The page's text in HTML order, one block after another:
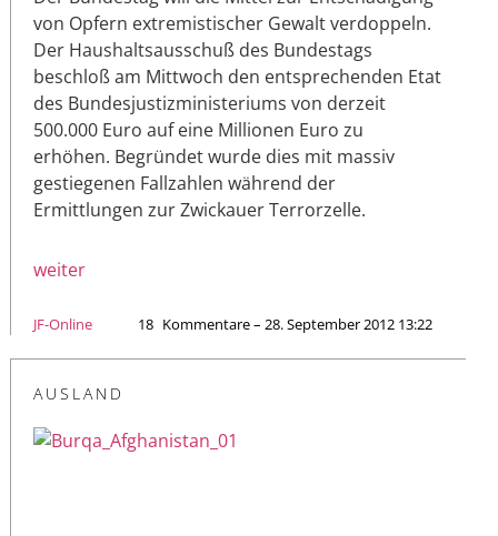
von Opfern extremistischer Gewalt verdoppeln.
Der Haushaltsausschuß des Bundestags
beschloß am Mittwoch den entsprechenden Etat
des Bundesjustizministeriums von derzeit
500.000 Euro auf eine Millionen Euro zu
erhöhen. Begründet wurde dies mit massiv
gestiegenen Fallzahlen während der
Ermittlungen zur Zwickauer Terrorzelle.
weiter
JF-Online 18 Kommentare – 28. September 2012 13:22
AUSLAND